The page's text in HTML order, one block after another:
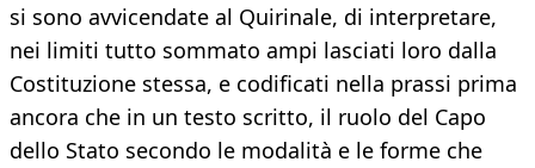
si sono avvicendate al Quirinale, di interpretare,
nei limiti tutto sommato ampi lasciati loro dalla
Costituzione stessa, e codificati nella prassi prima
ancora che in un testo scritto, il ruolo del Capo
dello Stato secondo le modalità e le forme che